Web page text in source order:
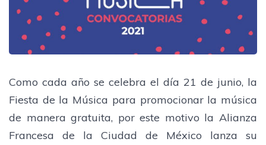
Como cada año se celebra el día 21 de junio, la
Fiesta de la Música para promocionar la música
de manera gratuita, por este motivo la Alianza
Francesa de la Ciudad de México lanza su